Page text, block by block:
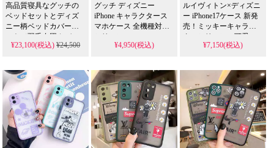
高品質寝具なグッチの
ベッドセットとディズ
ニー柄ベッドカバーセ
ット（羽毛布団カバ
ー・掛け布団カバー・
キーマウスデザインの
ベッド用品も取り揃え
ております！
¥23,100(税込)¥24,500
グッチ ディズニー
iPhone キャラクタース
マホケース 全機種対応
シリコン
iphone7/8/XS/XR/11/12/13/14
¥4,950(税込)
ルイヴィトン×ディズニ
ー iPhone17ケース 新発
売！ミッキーキャラク
ターシリコン、可愛い
女性向け衝撃吸収。全
max/xr/xs/8plus全機種対
応。芸能人も愛用する
人気ブランド、防水の
多機能仕様。かわいい
ミッキーキャラクター
スタイルが流行り、格
安で手に入り、iP
¥7,150(税込)